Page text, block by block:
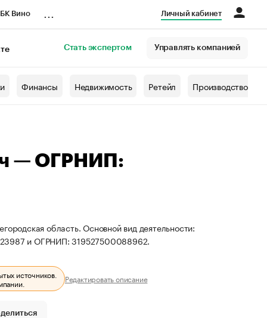
Вино Личный кабинет
Стать экспертом Управлять компанией
Финансы Недвижимость Ретейл Производство
— ОГРНИП:
область. Основной вид деятельности:
и ОГРНИП: 319527500088962.
источников.
Редактировать описание